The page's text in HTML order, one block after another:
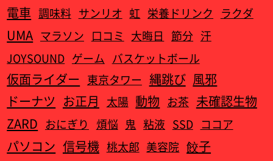
電車 調味料 サンリオ 虹 栄養ドリンク ラクダ
UMA マラソン 口コミ 大晦日 節分 汗
JOYSOUND ゲーム バスケットボール
仮面ライダー 東京タワー 縄跳び 風邪
ドーナツ お正月 太陽 動物 お茶 未確認生物
ZARD おにぎり 煩悩 鬼 粘液 SSD ココア
パソコン 信号機 桃太郎 美容院 餃子